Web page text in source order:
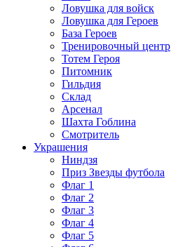
Ловушка для войск
Ловушка для Героев
База Героев
Тренировочный центр
Тотем Героя
Питомник
Гильдия
Склад
Арсенал
Шахта Гоблина
Смотритель
Украшения
Ниндзя
Приз Звезды футбола
Флаг 1
Флаг 2
Флаг 3
Флаг 4
Флаг 5